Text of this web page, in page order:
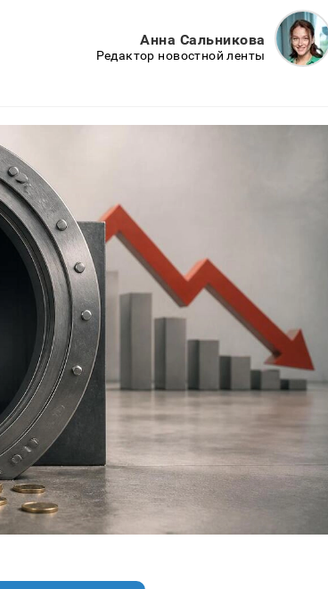
Анна Сальникова
Редактор новостной ленты